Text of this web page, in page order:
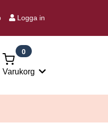
Logga in
Varukorg
0